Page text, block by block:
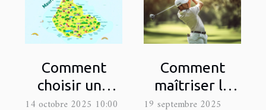
Comment
choisir une
excursion
14 octobre 2025 10:00
Comment
maîtriser le
swing parfait
19 septembre 2025